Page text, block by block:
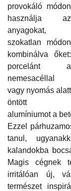
provokáló módon
használja az
anyagokat,
szokatlan módon
kombinálva őket:
porcelánt a
nemesacéllal
vagy nyomás alatt
öntött
alumíniumot a
Ezzel
tanul,
kalandokba
Magis cégnek
irritálóan új,
természet